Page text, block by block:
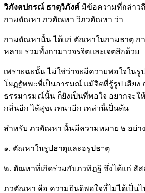
วิภังคปกรณ์ ธาตุวิภังค์ มีข้อความที่กล่าว
กามตัณหา ภวตัณหา วิภวตัณหา ว่า
กามตัณหานั้น ได้แก่ ตัณหาในกามธาตุ ก
หลาย รวมทั้งกามาวจรจิตและเจตสิกด้วย
เพราะฉะนั้น ไม่ใช่ว่าจะมีความพอใจในรู
โผฏฐัพพะที่เป็นอารมณ์ แม้จิตที่รู้รูป เสียง
ธรรมารมณ์นั้น ก็ยังเป็นที่พอใจ อยากจะใ
กลิ่นอีก ได้สุขเวทนาอีก เหล่านี้เป็นต้น
สำหรับ ภวตัณหา นั้นมีความหมาย ๒ อย่า
๑. ตัณหาในรูปธาตุและอรูปธาตุ
๒. ตัณหาที่เกิดร่วมกับภวทิฏฐิ ซึ่งได้แก่ สั
ภวตัณหา คือ ความยินดีพอใจที่ไม่ได้เป็นไ